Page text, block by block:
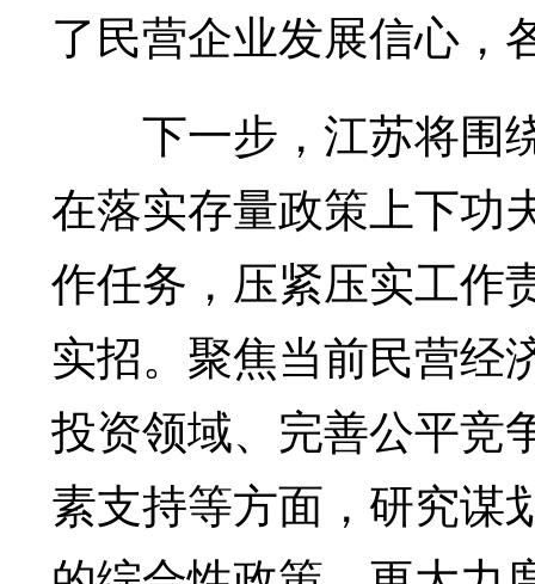
了民营企业发展信心，
下一步，江苏将围
在落实存量政策上下功
作任务，压紧压实工作
实招。聚焦当前民营经
投资领域、完善公平竞
素支持等方面，研究谋